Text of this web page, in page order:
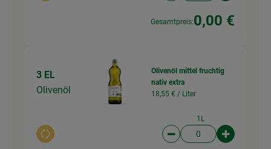
Gesamtpreis:0,00 €
3 EL
Olivenöl
Auswahl ändern
Olivenöl mittel fruchtig
nativ extra
18,55 € / Liter
1L
Artikelanzahl